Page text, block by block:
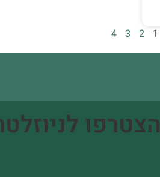
1
2
3
4
הצטרפו